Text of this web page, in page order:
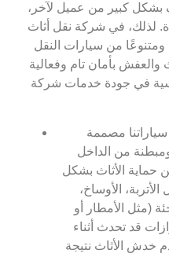
بشكل كبير من عميل لآخر،
لذلك، في شركة نقل أثاث
من سيارات النقل
بأمان تام وفعالية
في جودة خدمات شركة
مصممة
من الداخل
حماية الأثاث بشكل
الأوساخ،
(مثل الأمطار أو
قد تحدث أثناء
خدش الأثاث نتيجة